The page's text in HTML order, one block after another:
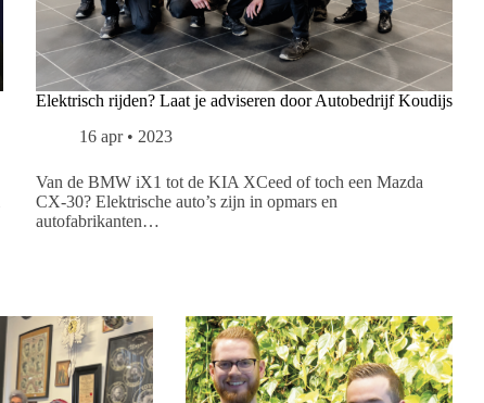
Elektrisch rijden? Laat je adviseren door Autobedrijf Koudijs
16 apr • 2023
Van de BMW iX1 tot de KIA XCeed of toch een Mazda
CX-30? Elektrische auto’s zijn in opmars en
autofabrikanten…